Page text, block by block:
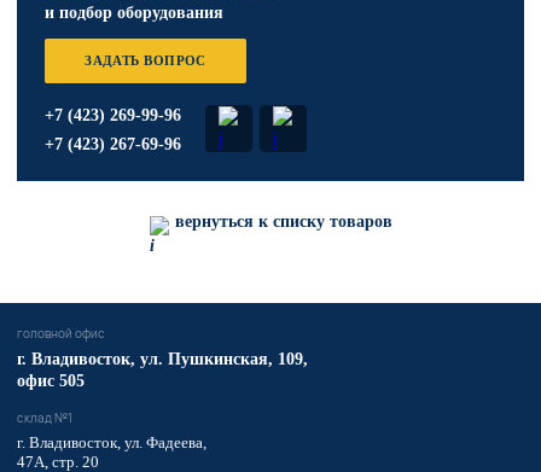
и подбор оборудования
ЗАДАТЬ ВОПРОС
+7 (423) 269-99-96
+7 (423) 267-69-96
вернуться к списку товаров
головной офис
​г. Владивосток, ул. Пушкинская, 109,
офис 505
склад №1
г. Владивосток, ул. Фадеева,
47А, стр. 20